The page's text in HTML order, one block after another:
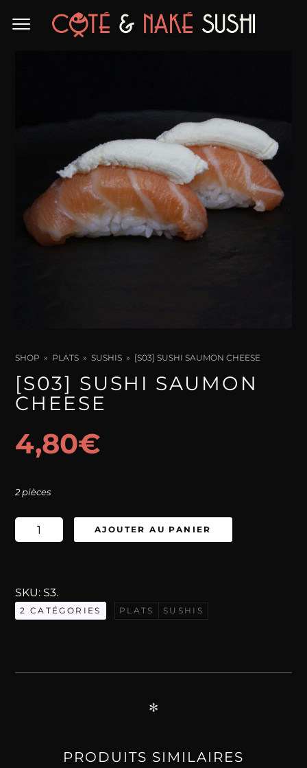
SHOP PLATS SUSHIS [S03] SUSHI SAUMON CHEESE
[S03] SUSHI SAUMON
CHEESE
4,80€
2 pièces
quantité
de
Saumon
Cheese
AJOUTER AU PANIER
SKU: S3.
2 CATÉGORIES PLATS SUSHIS
✻
PRODUITS SIMILAIRES